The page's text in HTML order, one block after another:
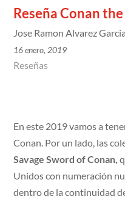
Reseña Conan
Jose Ramon Alvarez Garcia
16 enero, 2019
Reseñas
En este 2019 vamos a
Conan. Por un lado, las
Savage Sword of Conan,
Unidos con numeración
dentro de la continuidad